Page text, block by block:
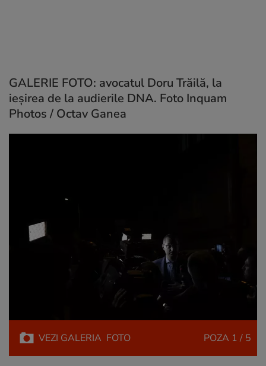
GALERIE FOTO: avocatul Doru Trăilă, la
ieșirea de la audierile DNA. Foto Inquam
Photos / Octav Ganea
VEZI GALERIA FOTO POZA 1 / 5